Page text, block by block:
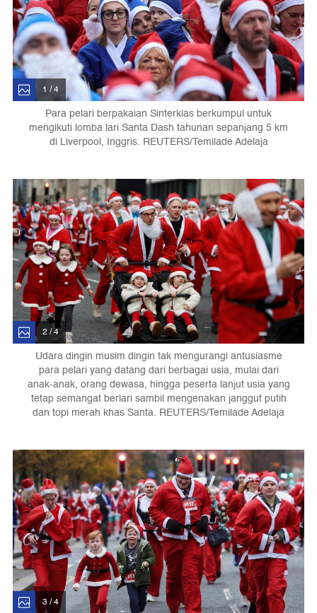
1 / 4
Para pelari berpakaian Sinterklas berkumpul untuk
mengikuti lomba lari Santa Dash tahunan sepanjang 5 km
di Liverpool, Inggris. REUTERS/Temilade Adelaja
2 / 4
Udara dingin musim dingin tak mengurangi antusiasme
para pelari yang datang dari berbagai usia, mulai dari
anak-anak, orang dewasa, hingga peserta lanjut usia yang
tetap semangat berlari sambil mengenakan janggut putih
dan topi merah khas Santa. REUTERS/Temilade Adelaja
3 / 4